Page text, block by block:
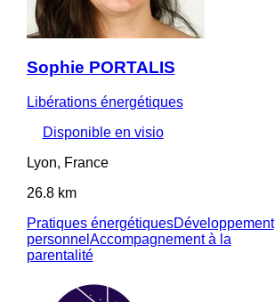
Sophie PORTALIS
Libérations énergétiques
Disponible en visio
Lyon, France
26.8 km
Pratiques énergétiquesDéveloppement
personnel Accompagnement à la
parentalité